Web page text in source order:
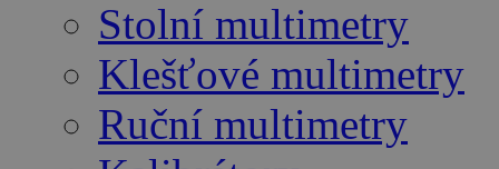
Stolní multimetry
Klešťové multimetry
Ruční multimetry